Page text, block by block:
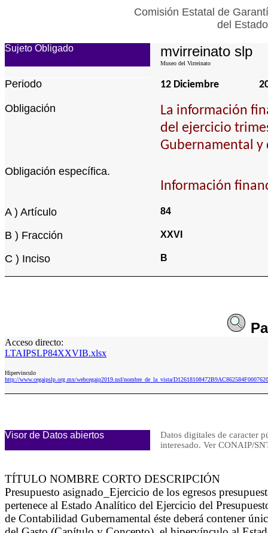
Comisión Estatal de
del
Sujeto Obligado mvirreinato slp
Museo del Virreinato
Periodo 12 Diciembre
Obligación
La información
del ejercicio
Gubernamental
Obligación específica.
Información
A ) Artículo 84
B ) Fracción XXVI
C ) Inciso B
Acceso directo:
LTAIPSLP84XXVIB.xlsx
Hipervinculo
http://www.cegaipslp.org.mx/webcegaip2019.nsf/nombre_de_la_vista/
Visor de Datos abiertos
Datos digitales de caracter
interesado. Ver CONAIP/
TÍTULO NOMBRE CORTO DESCRIPCIÓN
Presupuesto asignado_Ejercicio de los egresos
pertenece al Estado Analítico del Ejercicio del
de Contabilidad Gubernamental éste deberá contener